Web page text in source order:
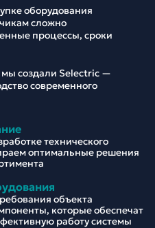
оборудования
сложно
процессы, сроки
создали Selectric —
современного
технического
оптимальные решения
объекта
которые обеспечат
работу системы